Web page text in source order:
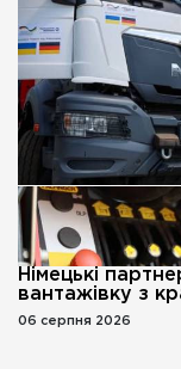
Німецькі
вантажівку з
06 серпня 2026